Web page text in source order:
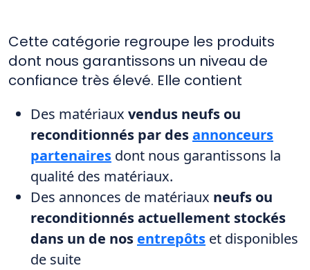
Cette catégorie regroupe les produits
dont nous garantissons un niveau de
confiance très élevé. Elle contient
Des matériaux vendus neufs ou
reconditionnés par desannonceurs
partenaires dont nous garantissons la
qualité des matériaux.
Des annonces de matériaux neufs ou
reconditionnés actuellement stockés
dans un de nos entrepôts et disponibles
de suite